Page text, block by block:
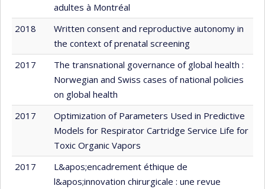
adultes à Montréal
2018
Written consent and reproductive autonomy in
the context of prenatal screening
2017
The transnational governance of global health :
Norwegian and Swiss cases of national policies
on global health
2017
Optimization of Parameters Used in Predictive
Models for Respirator Cartridge Service Life for
Toxic Organic Vapors
2017
L&apos;encadrement éthique de
l&apos;innovation chirurgicale : une revue